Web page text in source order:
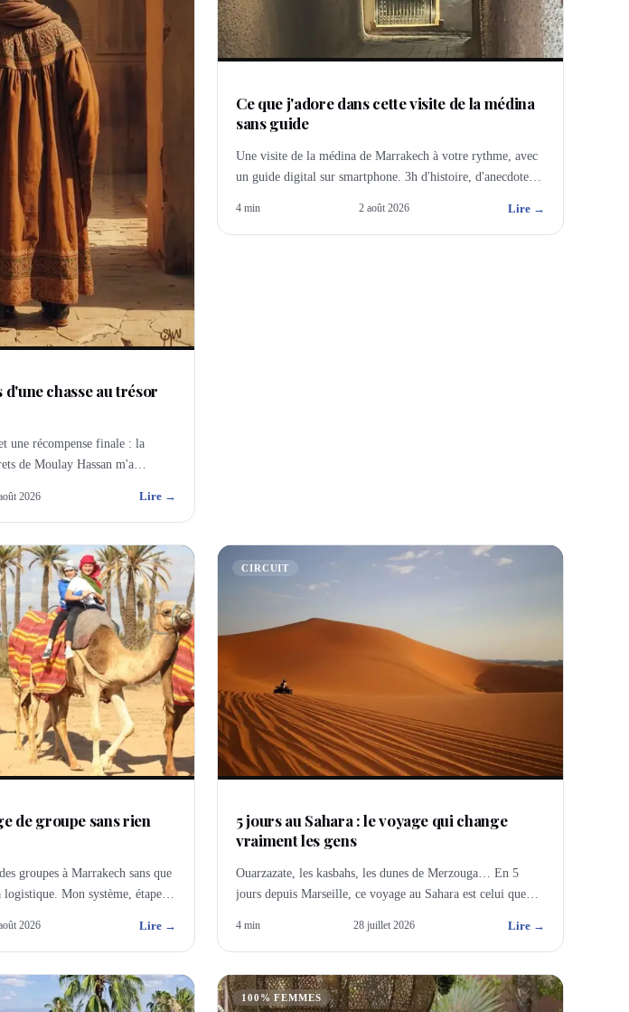
chasse au trésor
une récompense finale : la
de Moulay Hassan m'a
2026 Lire →
Ce que j'adore dans cette visite de la médina
sans guide
Une visite de la médina de Marrakech à votre rythme, avec
un guide digital sur smartphone. 3h d'histoire, d'anecdotes
4 min 2 août 2026 Lire →
de groupe sans rien
groupes à Marrakech sans que
logistique. Mon système, étape
2026 Lire →
CIRCUIT
5 jours au Sahara : le voyage qui change
vraiment les gens
Ouarzazate, les kasbahs, les dunes de Merzouga… En 5
jours depuis Marseille, ce voyage au Sahara est celui que
4 min 28 juillet 2026 Lire →
100% FEMMES